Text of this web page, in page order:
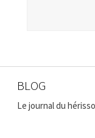
BLOG
Le journal du